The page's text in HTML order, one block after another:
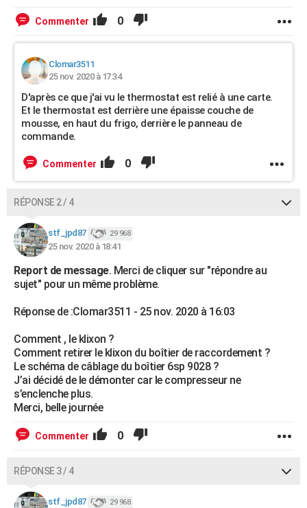
Commenter 0
Clomar3511
25 nov. 2020 à 17:34
D'après ce que j'ai vu le thermostat est relié à une carte.
Et le thermostat est derrière une épaisse couche de
mousse, en haut du frigo, derrière le panneau de
commande.
Commenter 0
RÉPONSE 2 / 4
stf_jpd87 29 968
25 nov. 2020 à 18:41
Report de message. Merci de cliquer sur "répondre au
sujet" pour un même problème.
Réponse de :Clomar3511 - 25 nov. 2020 à 16:03
Comment , le klixon ?
Comment retirer le klixon du boîtier de raccordement ?
Le schéma de câblage du boîtier 6sp 9028 ?
J’ai décidé de le démonter car le compresseur ne
s’enclenche plus.
Merci, belle journée
Commenter 0
RÉPONSE 3 / 4
stf_jpd87 29 968